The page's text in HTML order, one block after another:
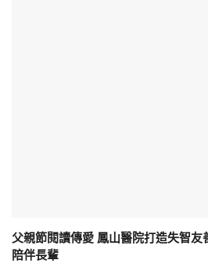
父親節閱讀傳愛 鳳山醫院打造失智友
陪伴長輩